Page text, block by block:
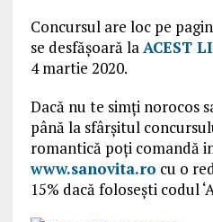
Concursul are loc pe
se desfășoară laACEST
4 martie 2020.
Dacă nu te simți norocos
până la sfârșitul
romantică poți comandă
www.sanovita.ro cu o
15% dacă folosești codul